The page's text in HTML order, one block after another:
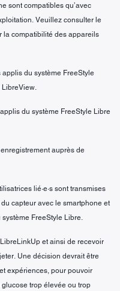
sont compatibles qu’avec
Veuillez consulter le
la compatibilité des appareils
du système FreeStyle
LibreView.
du système FreeStyle Libre
auprès de
lié·e·s sont transmises
capteur avec le smartphone et
FreeStyle Libre.
et ainsi de recevoir
Une décision devrait être
expériences, pour pouvoir
trop élevée ou trop